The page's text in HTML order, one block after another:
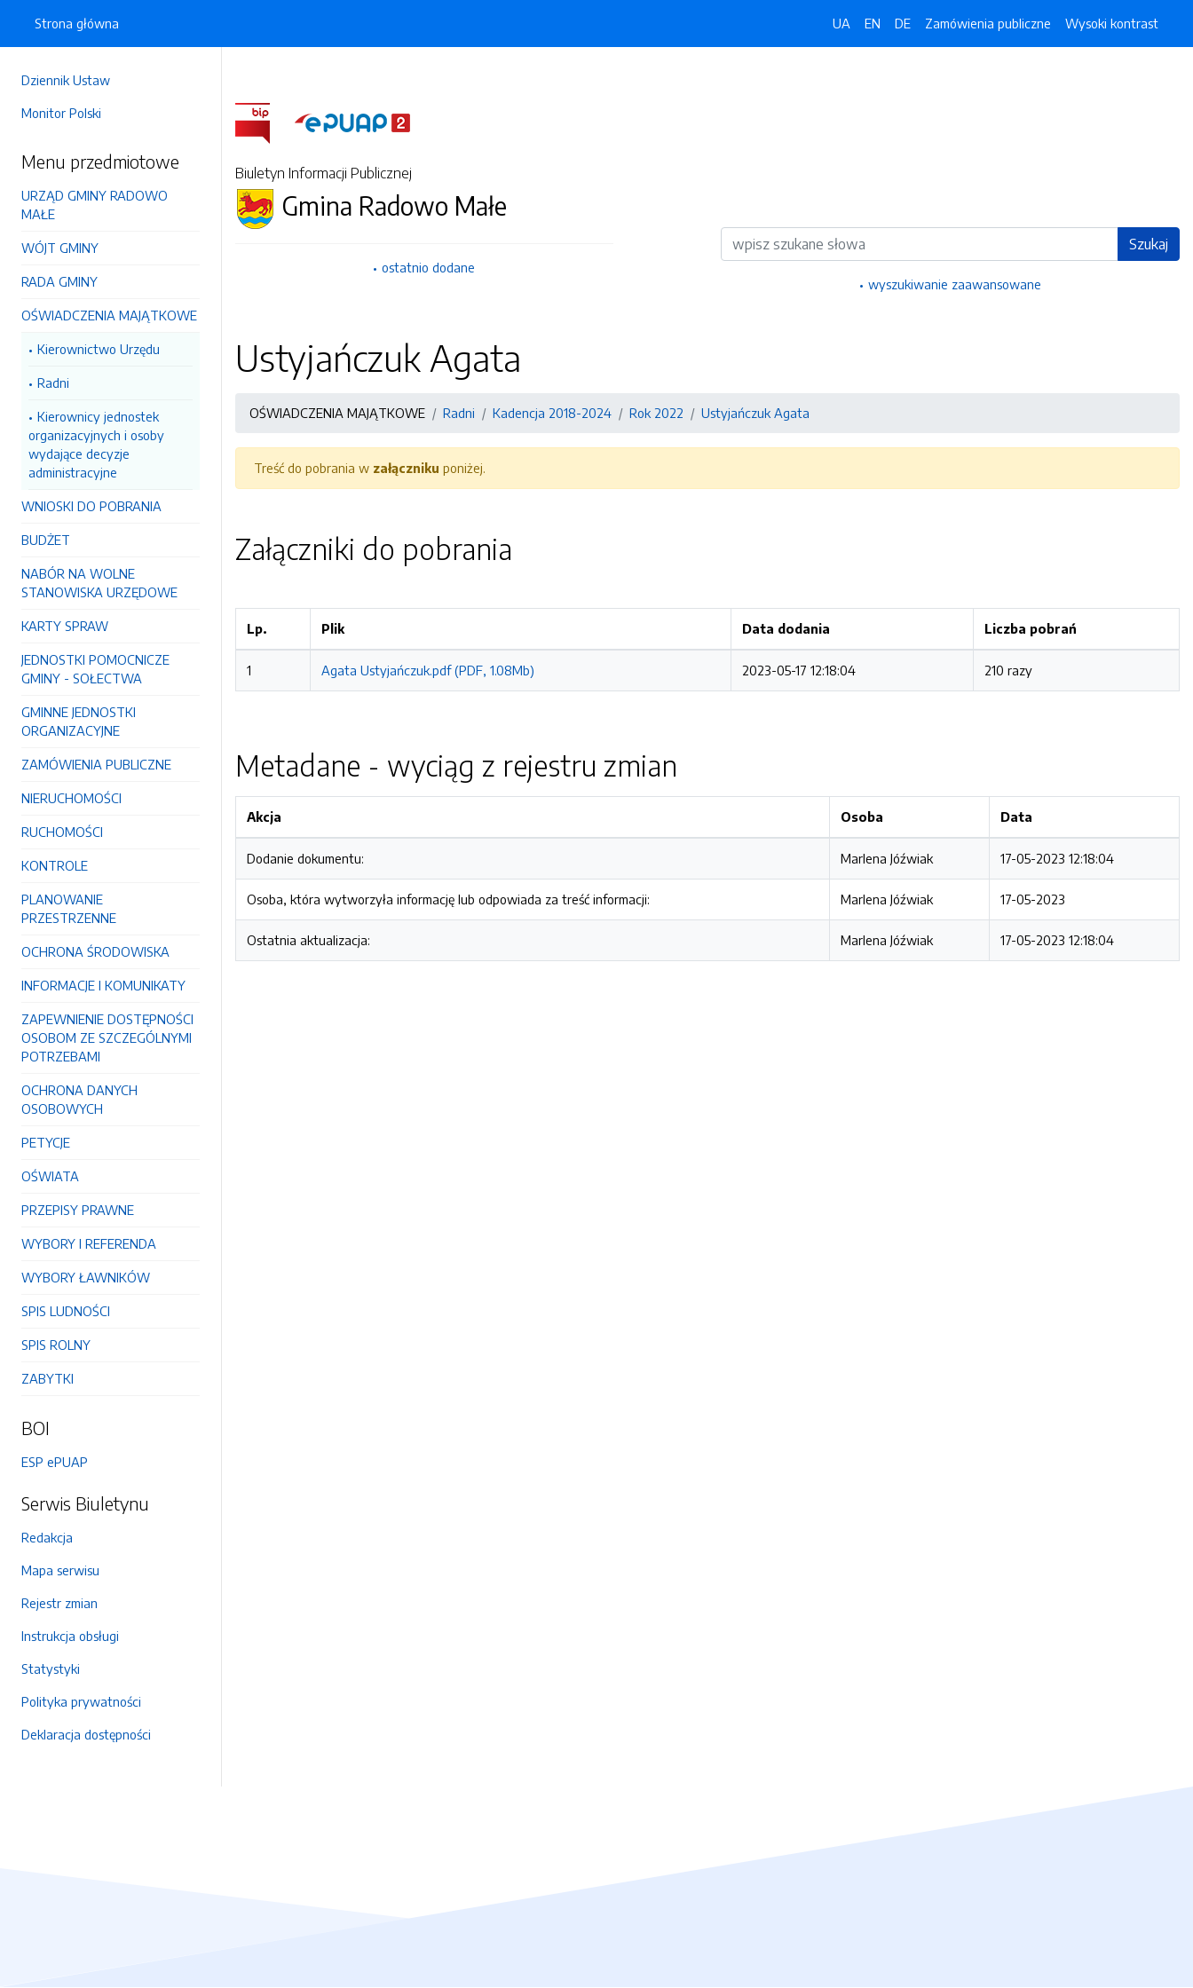
Dziennik Ustaw
Monitor Polski
Menu przedmiotowe
URZĄD GMINY RADOWO
MAŁE
WÓJT GMINY
RADA GMINY
OŚWIADCZENIA MAJĄTKOWE
Kierownictwo Urzędu
Radni
Kierownicy jednostek
organizacyjnych i osoby
wydające decyzje
administracyjne
WNIOSKI DO POBRANIA
BUDŻET
NABÓR NA WOLNE
STANOWISKA URZĘDOWE
KARTY SPRAW
JEDNOSTKI POMOCNICZE
GMINY - SOŁECTWA
GMINNE JEDNOSTKI
ORGANIZACYJNE
ZAMÓWIENIA PUBLICZNE
NIERUCHOMOŚCI
RUCHOMOŚCI
KONTROLE
PLANOWANIE
PRZESTRZENNE
OCHRONA ŚRODOWISKA
INFORMACJE I KOMUNIKATY
ZAPEWNIENIE DOSTĘPNOŚCI
OSOBOM ZE SZCZEGÓLNYMI
POTRZEBAMI
OCHRONA DANYCH
OSOBOWYCH
PETYCJE
OŚWIATA
PRZEPISY PRAWNE
WYBORY I REFERENDA
WYBORY ŁAWNIKÓW
SPIS LUDNOŚCI
SPIS ROLNY
ZABYTKI
BOI
ESP ePUAP
Serwis Biuletynu
Redakcja
Mapa serwisu
Rejestr zmian
Instrukcja obsługi
Statystyki
Polityka prywatności
Deklaracja dostępności
Strona główna UA EN DE Zamówienia publiczne Wysoki kontrast
Biuletyn Informacji Publicznej
Gmina Radowo Małe
ostatnio dodane
Wyszukiwarka Szukaj
wyszukiwanie zaawansowane
Ustyjańczuk Agata
OŚWIADCZENIA MAJĄTKOWE Radni Kadencja 2018-2024 Rok 2022 Ustyjańczuk Agata
Treść do pobrania w załączniku poniżej.
Załączniki do pobrania
Lp. Plik Data dodania Liczba pobrań
1 Agata Ustyjańczuk.pdf (PDF, 1.08Mb) 2023-05-17 12:18:04 210 razy
Metadane - wyciąg z rejestru zmian
Akcja Osoba Data
Dodanie dokumentu: Marlena Jóźwiak 17-05-2023 12:18:04
Osoba, która wytworzyła informację lub odpowiada za treść informacji: Marlena Jóźwiak 17-05-2023
Ostatnia aktualizacja: Marlena Jóźwiak 17-05-2023 12:18:04